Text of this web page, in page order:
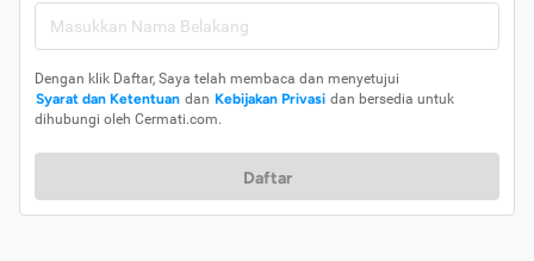
Dengan klik Daftar, Saya telah membaca dan menyetujui
Syarat dan Ketentuan dan Kebijakan Privasi dan bersedia untuk
dihubungi oleh Cermati.com.
Daftar